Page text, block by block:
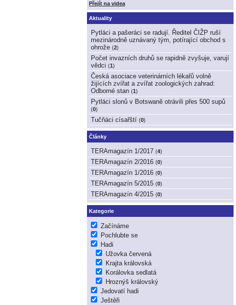
Přejít na videa
Aktuality
Pytláci a pašeráci se radují. Ředitel ČIŽP ruší
mezinárodně uznávaný tým, potírající obchod s
ohrože (2)
Počet invazních druhů se rapidně zvyšuje, varují
vědci (1)
Česká asociace veterinárních lékařů volně
žijících zvířat a zvířat zoologických zahrad:
Odborné stan (1)
Pytláci slonů v Botswaně otrávili přes 500 supů
(0)
Tučňáci císařští (0)
Články
TERAmagazín 1/2017 (4)
TERAmagazín 2/2016 (0)
TERAmagazín 1/2016 (0)
TERAmagazín 5/2015 (0)
TERAmagazín 4/2015 (0)
Kategorie
Začínáme
Pochlubte se
Hadi
Užovka červená
Krajta královská
Korálovka sedlatá
Hroznýš královský
Jedovatí hadi
Ještěři